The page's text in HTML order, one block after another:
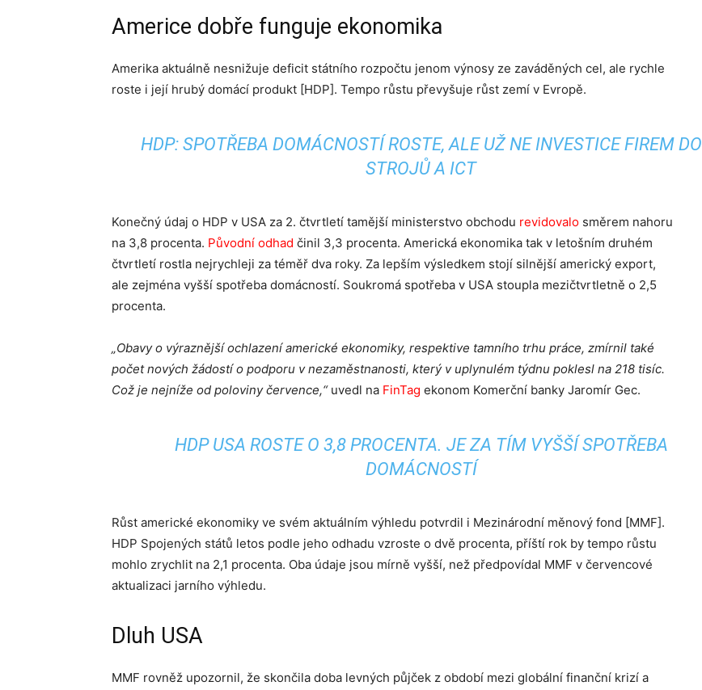
Americe dobře funguje ekonomika
Amerika aktuálně nesnižuje deficit státního rozpočtu jenom výnosy ze zaváděných cel, ale rychle
roste i její hrubý domácí produkt [HDP]. Tempo růstu převyšuje růst zemí v Evropě.
HDP: SPOTŘEBA DOMÁCNOSTÍ ROSTE, ALE UŽ NE INVESTICE FIREM DO
STROJŮ A ICT
Konečný údaj o HDP v USA za 2. čtvrtletí tamější ministerstvo obchodu revidovalo směrem nahoru
na 3,8 procenta. Původní odhad činil 3,3 procenta. Americká ekonomika tak v letošním druhém
čtvrtletí rostla nejrychleji za téměř dva roky. Za lepším výsledkem stojí silnější americký export,
ale zejména vyšší spotřeba domácností. Soukromá spotřeba v USA stoupla mezičtvrtletně o 2,5
procenta.
„Obavy o výraznější ochlazení americké ekonomiky, respektive tamního trhu práce, zmírnil také
počet nových žádostí o podporu v nezaměstnanosti, který v uplynulém týdnu poklesl na 218 tisíc.
Což je nejníže od poloviny července,“uvedl na FinTag ekonom Komerční banky Jaromír Gec.
HDP USA ROSTE O 3,8 PROCENTA. JE ZA TÍM VYŠŠÍ SPOTŘEBA
DOMÁCNOSTÍ
Růst americké ekonomiky ve svém aktuálním výhledu potvrdil i Mezinárodní měnový fond [MMF].
HDP Spojených států letos podle jeho odhadu vzroste o dvě procenta, příští rok by tempo růstu
mohlo zrychlit na 2,1 procenta. Oba údaje jsou mírně vyšší, než předpovídal MMF v červencové
aktualizaci jarního výhledu.
Dluh USA
MMF rovněž upozornil, že skončila doba levných půjček z období mezi globální finanční krizí a